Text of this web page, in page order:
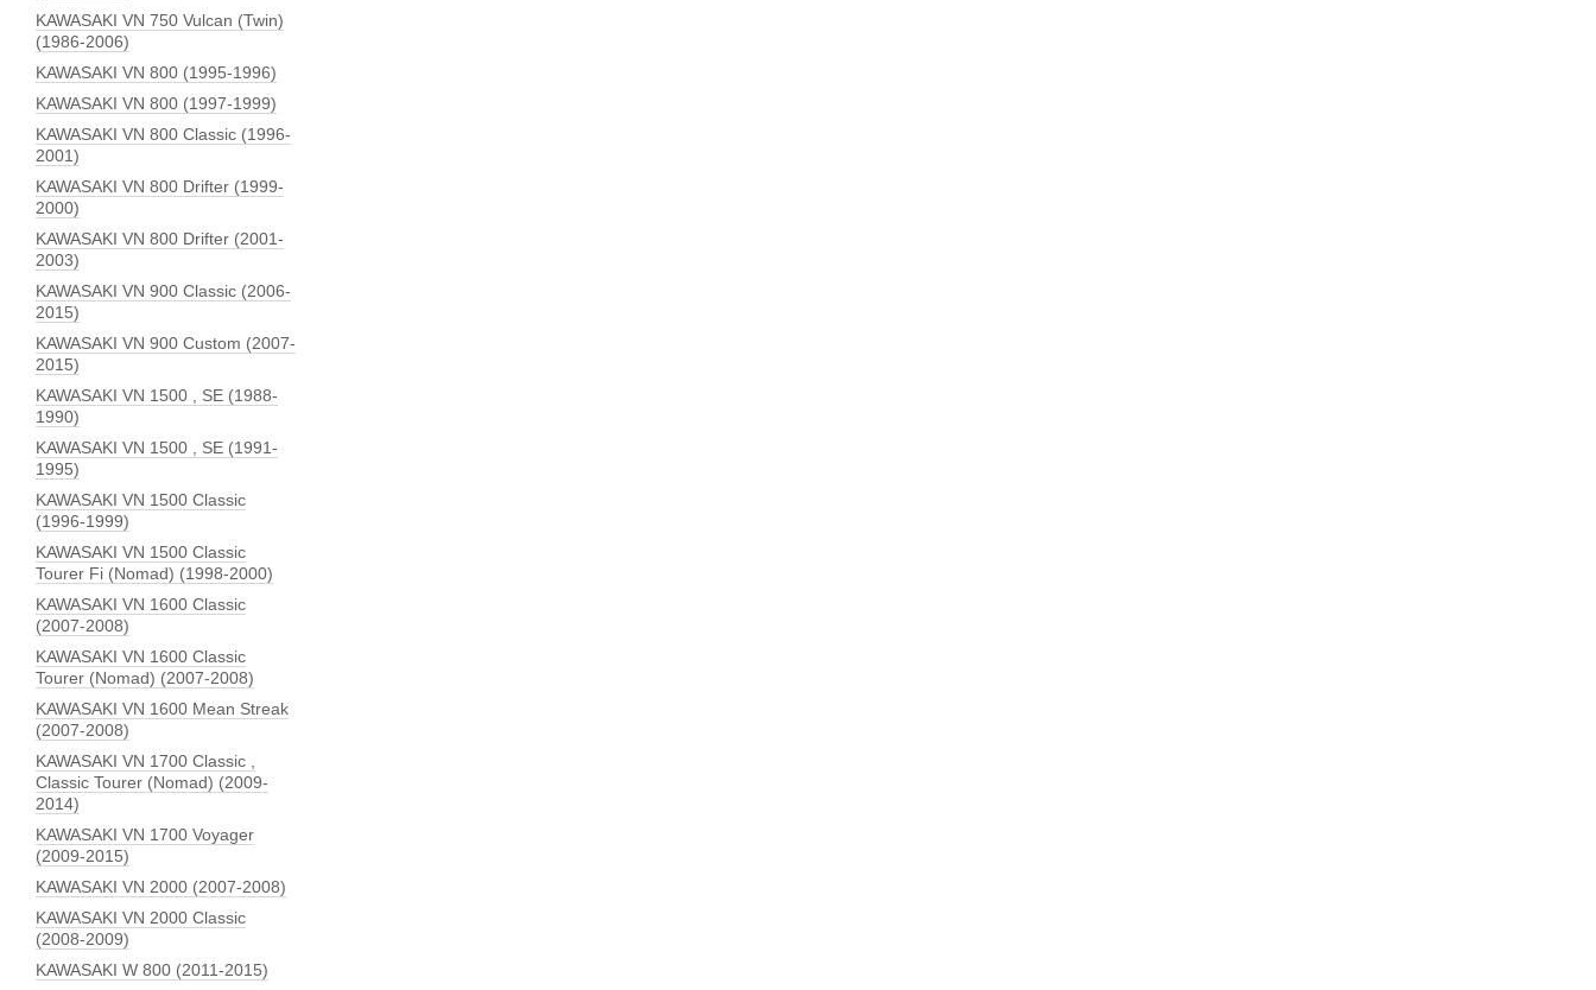
KAWASAKI VN 750 Vulcan (Twin)
(1986-2006)
KAWASAKI VN 800 (1995-1996)
KAWASAKI VN 800 (1997-1999)
KAWASAKI VN 800 Classic (1996-
2001)
KAWASAKI VN 800 Drifter (1999-
2000)
KAWASAKI VN 800 Drifter (2001-
2003)
KAWASAKI VN 900 Classic (2006-
2015)
KAWASAKI VN 900 Custom (2007-
2015)
KAWASAKI VN 1500 , SE (1988-
1990)
KAWASAKI VN 1500 , SE (1991-
1995)
KAWASAKI VN 1500 Classic
(1996-1999)
KAWASAKI VN 1500 Classic
Tourer Fi (Nomad) (1998-2000)
KAWASAKI VN 1600 Classic
(2007-2008)
KAWASAKI VN 1600 Classic
Tourer (Nomad) (2007-2008)
KAWASAKI VN 1600 Mean Streak
(2007-2008)
KAWASAKI VN 1700 Classic ,
Classic Tourer (Nomad) (2009-
2014)
KAWASAKI VN 1700 Voyager
(2009-2015)
KAWASAKI VN 2000 (2007-2008)
KAWASAKI VN 2000 Classic
(2008-2009)
KAWASAKI W 800 (2011-2015)